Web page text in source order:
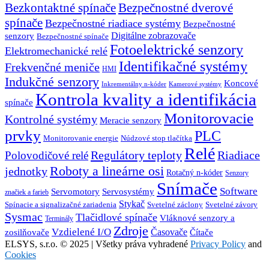
Bezkontaktné spínačeBezpečnostné dverové
spínače Bezpečnostné riadiace systémy Bezpečnostné
senzory Bezpečnostné spínače Digitálne zobrazovače
Elektromechanické relé Fotoelektrické senzory
Frekvenčné meniče HMI Identifikačné systémy
Indukčné senzory Inkrementálny n-kóder Kamerové systémy Koncové
spínače Kontrola kvality a identifikácia
Kontrolné systémy Meracie senzory Monitorovacie
prvky Monitorovanie energie Núdzové stop tlačítka PLC
Polovodičové reléRegulátory teplotyReléRiadiace
jednotkyRoboty a lineárne osi Rotačný n-kóder Senzory
značiek a farieb Servomotory Servosystémy Snímače Software
Spínacie a signalizačné zariadenia Stykač Svetelné záclony Svetelné závory
Sysmac Terminály Tlačidlové spínače Vláknové senzory a
zosilňovače Vzdielené I/O Zdroje Časovače Čítače
ELSYS, s.r.o. © 2025 | Všetky práva vyhradené Privacy Policy and
Cookies